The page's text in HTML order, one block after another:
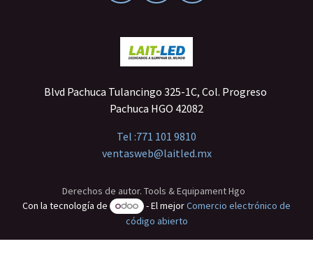
Blvd Pachuca Tulancingo 325-1C, Col. Progreso
Pachuca HGO 42082
Tel :771 101 9810
ventasweb@laitled.mx
Derechos de autor. Tools & Equipament Hgo
Con la tecnología de
- El mejorComercio electrónico de
código abierto